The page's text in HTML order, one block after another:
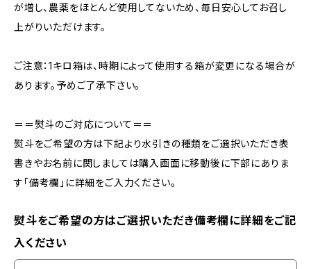
が増し、農薬をほとんど使用してないため、毎日安心してお召し
上がりいただけます。
ご注意：1キロ箱は、時期によって使用する箱が変更になる場合が
あります。予めご了承下さい。
＝＝熨斗のご対応について＝＝
熨斗をご希望の方は下記より水引きの種類をご選択いただき表
書きやお名前に関しましては購入画面に移動後に下部にありま
す「備考欄」に詳細をご入力ください。
熨斗をご希望の方はご選択いただき備考欄に詳細をご記
入ください